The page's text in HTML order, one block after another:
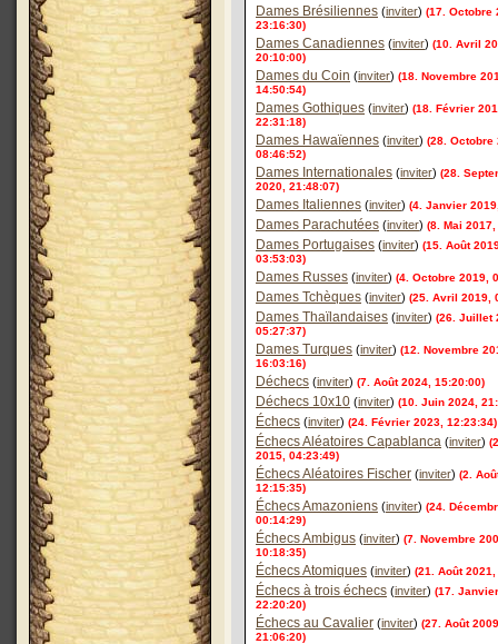
Dames Brésiliennes (inviter) (17. Octobre
23:16:30)
Dames Canadiennes (inviter) (10. Avril
20:10:00)
Dames du Coin (inviter) (18. Novembre
14:50:54)
Dames Gothiques (inviter) (18. Février
22:31:18)
Dames Hawaïennes (inviter) (28. Octobre
08:46:52)
Dames Internationales (inviter) (28.
2020, 21:48:07)
Dames Italiennes (inviter) (4. Janvier
Dames Parachutées (inviter) (8. Mai
Dames Portugaises (inviter) (15. Août
03:53:03)
Dames Russes (inviter) (4. Octobre 2019,
Dames Tchèques (inviter) (25. Avril 2019,
Dames Thaïlandaises (inviter) (26. Juillet
05:27:37)
Dames Turques (inviter) (12. Novembre
16:03:16)
Déchecs (inviter) (7. Août 2024, 15:20:00)
Déchecs 10x10 (inviter) (10. Juin 2024,
Échecs (inviter) (24. Février 2023, 12:23:34)
Échecs Aléatoires Capablanca (inviter)
2015, 04:23:49)
Échecs Aléatoires Fischer (inviter) (2.
12:15:35)
Échecs Amazoniens (inviter) (24.
00:14:29)
Échecs Ambigus (inviter) (7. Novembre
10:18:35)
Échecs Atomiques (inviter) (21. Août
Échecs à trois échecs (inviter) (17.
22:20:20)
Échecs au Cavalier (inviter) (27. Août
21:06:20)